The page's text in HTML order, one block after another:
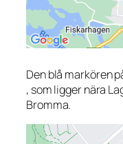
Den blå markören
, som ligger nära
Bromma.